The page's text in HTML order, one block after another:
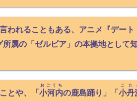
れることもある、アニメ『デート
属の「ゼルビア」の本拠地として
とや、「小河内
おごうち
の鹿島踊り」「小丹
こた